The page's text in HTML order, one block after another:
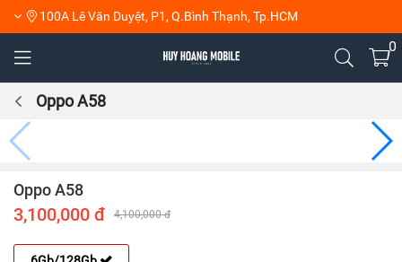
100A Lê Văn Duyệt, P1, Q.Bình Thạnh, Tp.HCM
0
Oppo A58
Oppo A58
3,100,000 đ 4,100,000 đ